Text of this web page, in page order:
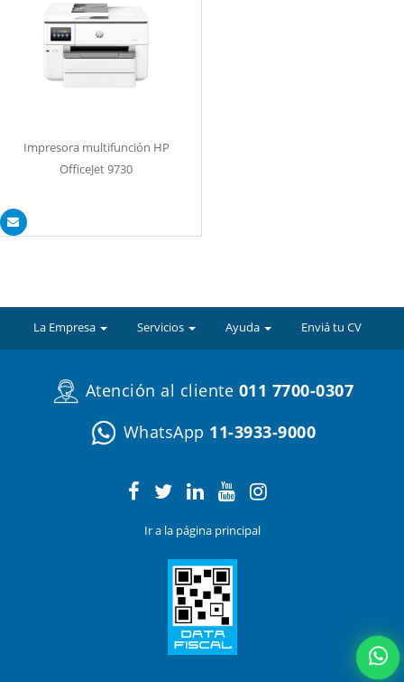
Impresora multifunción HP
OfficeJet 9730
La Empresa Servicios Ayuda Enviá tu CV
Atención al cliente 011 7700-0307
WhatsApp 11-3933-9000
Ir a la página principal